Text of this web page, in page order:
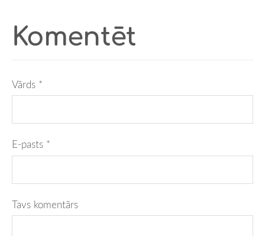
Komentēt
Vārds *
E-pasts *
Tavs komentārs